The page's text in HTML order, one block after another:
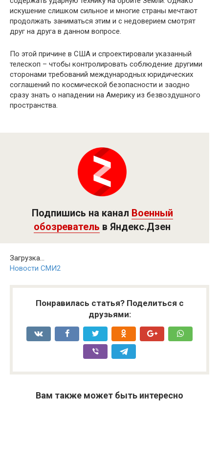
искушение слишком сильное и многие страны мечтают
продолжать заниматься этим и с недоверием смотрят
друг на друга в данном вопросе.
По этой причине в США и спроектировали указанный
телескоп – чтобы контролировать соблюдение другими
сторонами требований международных юридических
соглашений по космической безопасности и заодно
сразу знать о нападении на Америку из безвоздушного
пространства.
Подпишись на канал Военный
обозреватель в Яндекс.Дзен
Загрузка...
Новости СМИ2
Понравилась статья? Поделиться с
друзьями:
Вам также может быть интересно